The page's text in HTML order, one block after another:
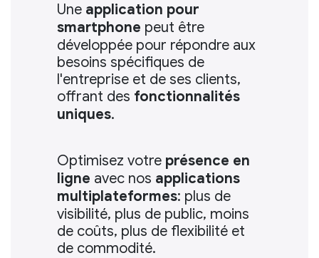
Une application pour
smartphone peut être
développée pour répondre aux
besoins spécifiques de
l'entreprise et de ses clients,
offrant des fonctionnalités
uniques.
Optimisez votre présence en
ligne avec nos applications
multiplateformes: plus de
visibilité, plus de public, moins
de coûts, plus de flexibilité et
de commodité.